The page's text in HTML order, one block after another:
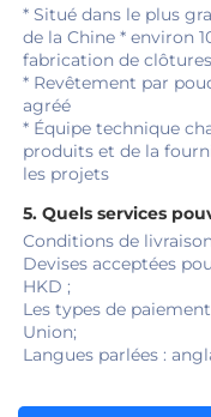
* Situé dans le plus
de la Chine * environ
fabrication de clôtures
* Revêtement par
agréé
* Équipe technique
produits et de la
les projets
5. Quels services
Conditions de
Devises acceptées
HKD ;
Les types de
Union;
Langues parlées :